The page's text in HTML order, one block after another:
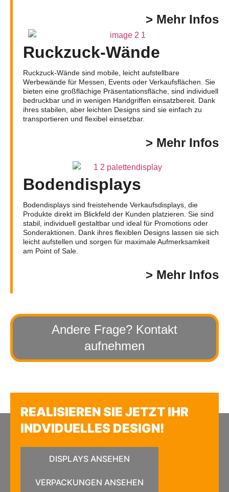
> Mehr Infos
Ruckzuck-Wände
Ruckzuck-Wände sind mobile, leicht aufstellbare
Werbewände für Messen, Events oder Verkaufsflächen. Sie
bieten eine großflächige Präsentationsfläche, sind individuell
bedruckbar und in wenigen Handgriffen einsatzbereit. Dank
ihres stabilen, aber leichten Designs sind sie einfach zu
transportieren und flexibel einsetzbar.
> Mehr Infos
Bodendisplays
Bodendisplays sind freistehende Verkaufsdisplays, die
Produkte direkt im Blickfeld der Kunden platzieren. Sie sind
stabil, individuell gestaltbar und ideal für Promotions oder
Sonderaktionen. Dank ihres flexiblen Designs lassen sie sich
leicht aufstellen und sorgen für maximale Aufmerksamkeit
am Point of Sale.
> Mehr Infos
Andere Frage? Kontakt
aufnehmen
REALISIEREN SIE JETZT IHR
INDVIDUELLES DESIGN!
DISPLAYS ANSEHEN
VERPACKUNGEN ANSEHEN